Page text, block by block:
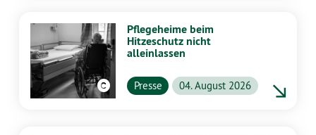
Pflegeheime beim
Hitzeschutz nicht
alleinlassen
Presse 04. August 2026